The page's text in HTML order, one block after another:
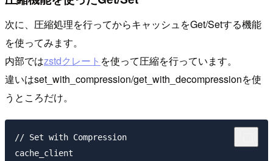
次に、圧縮処理を行ってからキャッシュをGet/Setする機能
を使ってみます。
内部ではzstdクレート を使って圧縮を行っています。
違いはset_with_compression/get_with_decompressionを使
うところだけ。
// Set with Compression
cache_client